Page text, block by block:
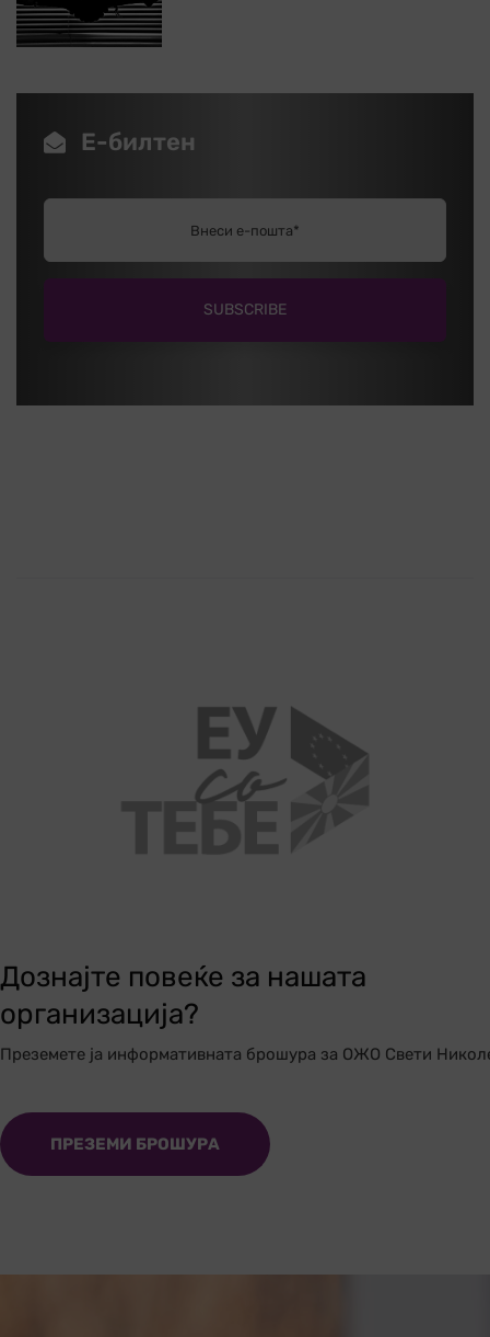
Е-билтен
Дознајте повеќе за нашата
организација?
Преземете ја информативната брошура за ОЖО Свети
ПРЕЗЕМИ БРОШУРА